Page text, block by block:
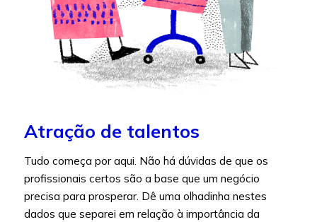
Atração de talentos
Tudo começa por aqui. Não há dúvidas de que os
profissionais certos são a base que um negócio
precisa para prosperar. Dê uma olhadinha nestes
dados que separei em relação à importância da